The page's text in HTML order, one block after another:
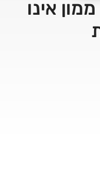
ממון אינו